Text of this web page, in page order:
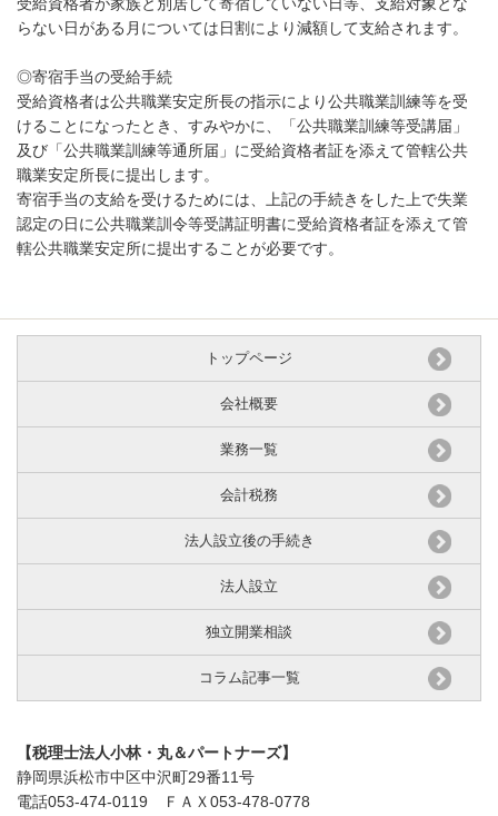
らない日がある月については日割により減額して支給されます。
◎寄宿手当の受給手続
受給資格者は公共職業安定所長の指示により公共職業訓練等を受
けることになったとき、すみやかに、「公共職業訓練等受講届」
及び「公共職業訓練等通所届」に受給資格者証を添えて管轄公共
職業安定所長に提出します。
寄宿手当の支給を受けるためには、上記の手続きをした上で失業
認定の日に公共職業訓令等受講証明書に受給資格者証を添えて管
轄公共職業安定所に提出することが必要です。
トップページ
会社概要
業務一覧
会計税務
法人設立後の手続き
法人設立
独立開業相談
コラム記事一覧
【税理士法人小林・丸＆パートナーズ】
静岡県浜松市中区中沢町29番11号
電話053-474-0119
ＦＡＸ053-478-0778